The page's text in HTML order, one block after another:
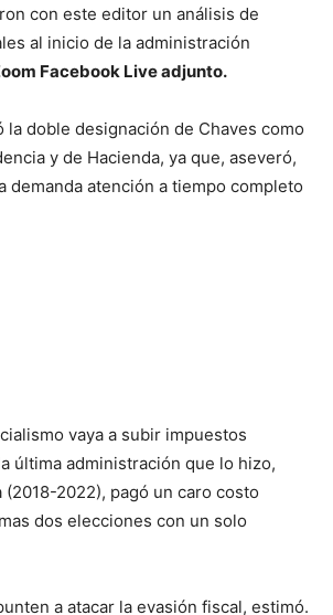
con este editor un análisis de
al inicio de la administración
Facebook Live adjunto.
la doble designación de Chaves como
y de Hacienda, ya que, aseveró,
demanda atención a tiempo completo
vaya a subir impuestos
última administración que lo hizo,
(2018-2022), pagó un caro costo
dos elecciones con un solo
a atacar la evasión fiscal, estimó.